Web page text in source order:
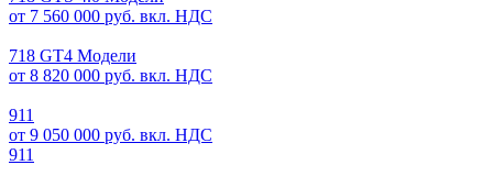
от 7 560 000 руб. вкл. НДС
718 GT4 Модели
от 8 820 000 руб. вкл. НДС
911
от 9 050 000 руб. вкл. НДС
911